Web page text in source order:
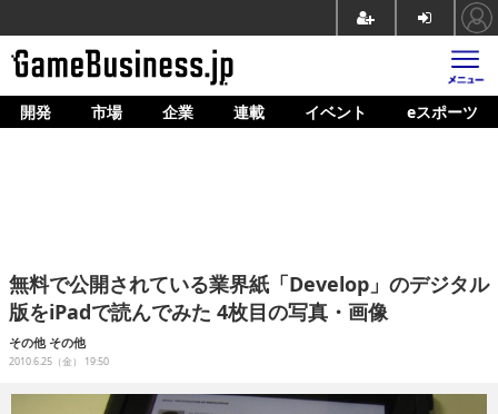
ホーム
企業動向
人材育成
開発 市場 企業 連載 イベント eスポーツ
無料で公開されている業界紙「Develop」のデジタル
版をiPadで読んでみた 4枚目の写真・画像
その他 その他
2010.6.25（金） 19:50